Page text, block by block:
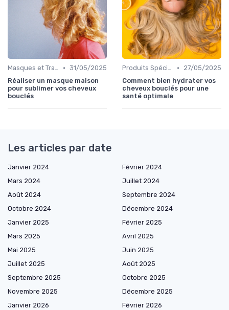
Masques et Traitements en Profondeur • 31/05/2025
Réaliser un masque maison
pour sublimer vos cheveux
bouclés
Produits Spécifiques (Anti-Frisottis, Hydratants) •
27/05/2025
Comment bien hydrater vos
cheveux bouclés pour une
santé optimale
Les articles par date
Janvier 2024
Février 2024
Mars 2024
Juillet 2024
Août 2024
Septembre 2024
Octobre 2024
Décembre 2024
Janvier 2025
Février 2025
Mars 2025
Avril 2025
Mai 2025
Juin 2025
Juillet 2025
Août 2025
Septembre 2025
Octobre 2025
Novembre 2025
Décembre 2025
Janvier 2026
Février 2026